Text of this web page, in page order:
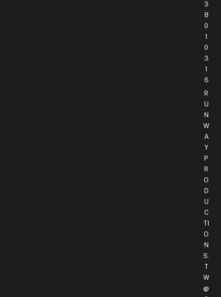
3
8
0
1
0
3
1
6
R
U
N
W
A
Y
P
R
O
D
U
C
TI
O
N
S.
T
W
@